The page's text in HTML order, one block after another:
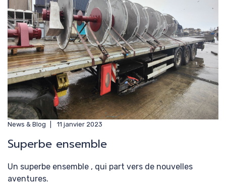
News & Blog 11 janvier 2023
Superbe ensemble
Un superbe ensemble , qui part vers de nouvelles
aventures.